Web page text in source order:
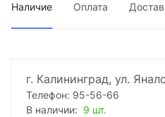
Наличие Оплата
г. Калининград, ул.
Телефон: 95-56-66
В наличии: 9 шт.